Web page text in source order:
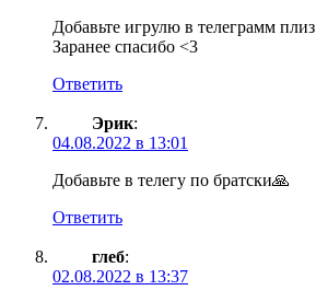
Добавьте игрулю в телеграмм плиз
Заранее спасибо <3
Ответить
Эрик:
04.08.2022 в 13:01
Добавьте в телегу по братски🙏
Ответить
глеб:
02.08.2022 в 13:37